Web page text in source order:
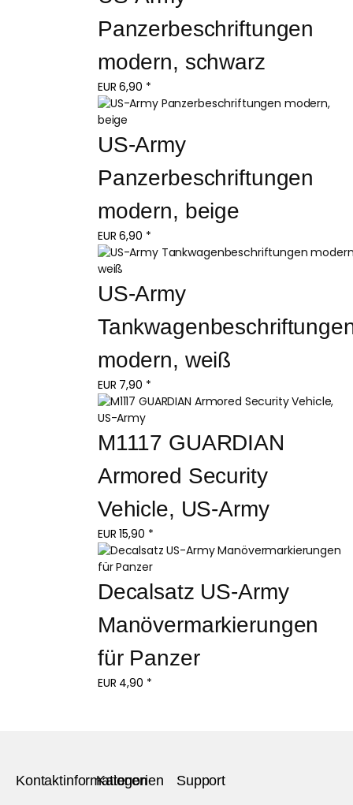
Panzerbeschriftungen
modern, schwarz
EUR 6,90 *
US-Army
Panzerbeschriftungen
modern, beige
EUR 6,90 *
US-Army
modern, weiß
EUR 7,90 *
M1117 GUARDIAN
Armored Security
Vehicle, US-Army
EUR 15,90 *
Decalsatz US-Army
Manövermarkierungen
für Panzer
EUR 4,90 *
Kontaktinformationen
Kategorien Support